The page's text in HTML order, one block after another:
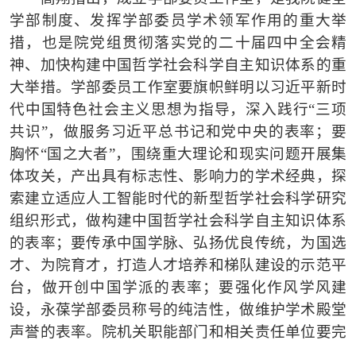
学部制度、发挥学部委员学术领军作用的重大举
措，也是院党组贯彻落实党的二十届四中全会精
神、加快构建中国哲学社会科学自主知识体系的重
大举措。学部委员工作室要旗帜鲜明以习近平新时
代中国特色社会主义思想为指导，深入践行“三项
共识”，做服务习近平总书记和党中央的表率；要
胸怀“国之大者”，围绕重大理论和现实问题开展集
体攻关，产出具有标志性、影响力的学术经典，探
索建立适应人工智能时代的新型哲学社会科学研究
组织形式，做构建中国哲学社会科学自主知识体系
的表率；要传承中国学脉、弘扬优良传统，为国选
才、为院育才，打造人才培养和梯队建设的示范平
台，做开创中国学派的表率；要强化作风学风建
设，永葆学部委员称号的纯洁性，做维护学术殿堂
声誉的表率。院机关职能部门和相关责任单位要完